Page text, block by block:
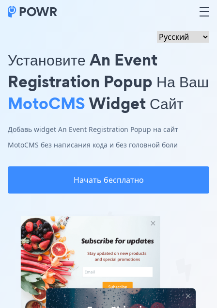
Установите An Event
Registration Popup На Ваш
MotoCMSWidget Сайт
Добавь widget An Event Registration Popup на сайт
MotoCMS без написания кода и без головной боли
Начать бесплатно